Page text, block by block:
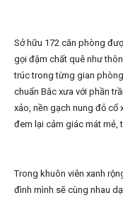
Sở hữu 172 căn phòng
gọi đậm chất quê như
trúc trong từng gian
chuẩn Bắc xưa với phần
xảo, nền gạch nung đỏ cổ
đem lại cảm giác mát mẻ,
Trong khuôn viên xanh
đình mình sẽ cùng nhau